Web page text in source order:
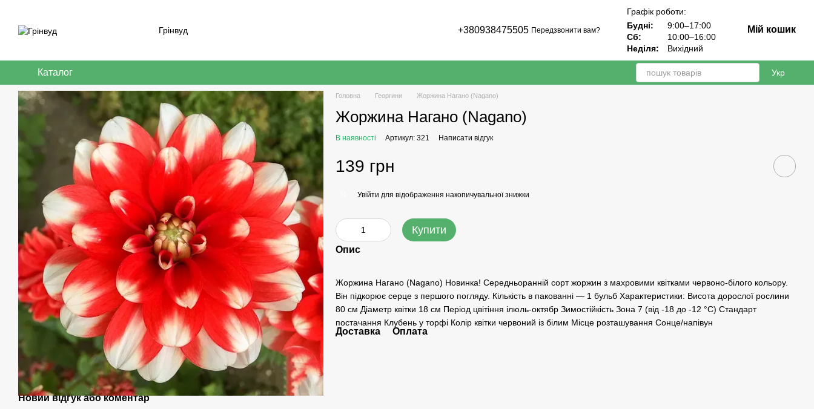
Грінвуд +380938475505 Передзвонити вам?
Графік роботи:
Будні:
9:00–17:00
Сб:
10:00–16:00
Неділя:
Вихідний
Мій кошик
Каталог Укр
Новий відгук або коментар
Головна Георгини Жоржина Нагано (Nagano)
Жоржина Нагано (Nagano)
В наявності Артикул: 321 Написати відгук
139 грн
Увійти для відображення накопичувальної знижки
Купити
Опис
Жоржина Нагано (Nagano) Новинка! Середньоранній сорт жоржин з махровими квітками червоно-білого кольору.
Він підкорює серце з першого погляду. Кількість в пакованні — 1 бульб Характеристики: Висота дорослої рослини
80 см Діаметр квітки 18 см Період цвітіння ілюль-октябр Зимостійкість Зона 7 (від -18 до -12 °C) Стандарт
постачання Клубень у торфі Колір квітки червоний із білим Місце розташування Сонце/напівун
Доставка Оплата